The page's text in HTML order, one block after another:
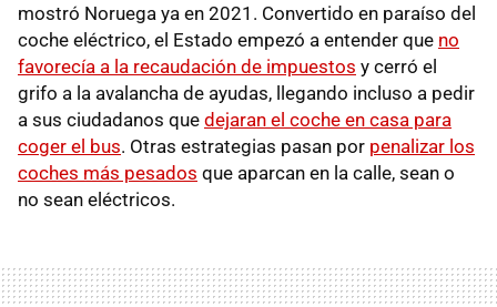
mostró Noruega ya en 2021. Convertido en paraíso del
coche eléctrico, el Estado empezó a entender que no
favorecía a la recaudación de impuestos y cerró el
grifo a la avalancha de ayudas, llegando incluso a pedir
a sus ciudadanos que dejaran el coche en casa para
coger el bus. Otras estrategias pasan por penalizar los
coches más pesados que aparcan en la calle, sean o
no sean eléctricos.